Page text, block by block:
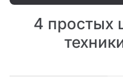
4 простых